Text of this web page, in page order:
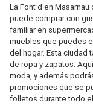
La Font d'en
puede comprar con
familiar en
muebles que puedes
del hogar. Esta ciudad
de ropa y zapatos.
moda, y además
promociones que se
folletos durante todo